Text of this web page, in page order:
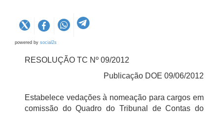
powered by social2s
RESOLUÇÃO TC Nº 09/2012
Publicação DOE 09/06/2012
Estabelece vedações à nomeação para cargos em
comissão do Quadro do Tribunal de Contas do